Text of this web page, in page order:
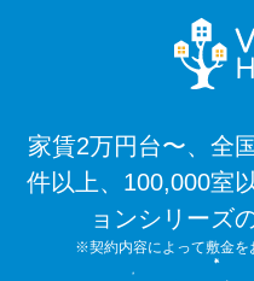
家賃2万円台〜、全
件以上、100,000室
ョンシリーズ
※契約内容によって敷金を